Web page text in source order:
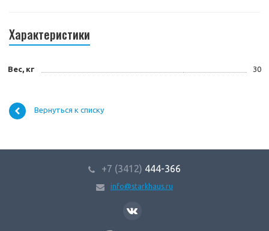
Характеристики
Вес, кг 30
Вернуться к списку
+7 (3412) 444-366
info@starkhaus.ru